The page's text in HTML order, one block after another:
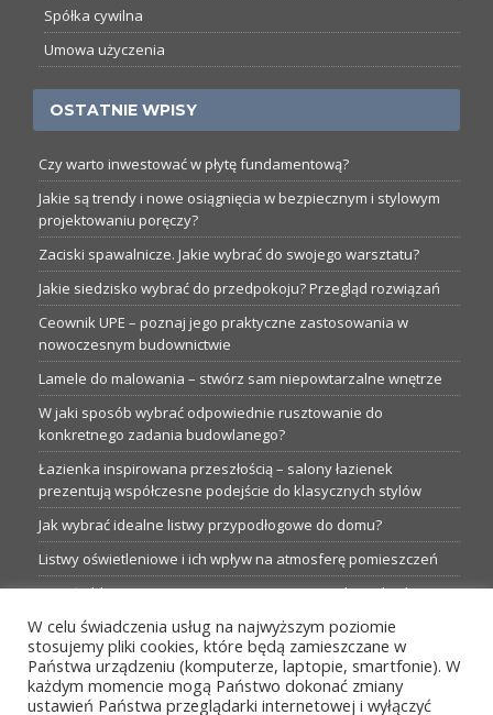
Spółka cywilna
Umowa użyczenia
OSTATNIE WPISY
Czy warto inwestować w płytę fundamentową?
Jakie są trendy i nowe osiągnięcia w bezpiecznym i stylowym
projektowaniu poręczy?
Zaciski spawalnicze. Jakie wybrać do swojego warsztatu?
Jakie siedzisko wybrać do przedpokoju? Przegląd rozwiązań
Ceownik UPE – poznaj jego praktyczne zastosowania w
nowoczesnym budownictwie
Lamele do malowania – stwórz sam niepowtarzalne wnętrze
W jaki sposób wybrać odpowiednie rusztowanie do
konkretnego zadania budowlanego?
Łazienka inspirowana przeszłością – salony łazienek
prezentują współczesne podejście do klasycznych stylów
Jak wybrać idealne listwy przypodłogowe do domu?
Listwy oświetleniowe i ich wpływ na atmosferę pomieszczeń
Garaże blaszane: Nieocenione magazyny podczas budowy
Profesjonalne hurtownie dla każdego budowlańca i instalatora
Proste metamorfozy aranżacji w łazience: 5 praktycznych
pomysłów
W celu świadczenia usług na najwyższym poziomie
stosujemy pliki cookies, które będą zamieszczane w
Państwa urządzeniu (komputerze, laptopie, smartfonie). W
każdym momencie mogą Państwo dokonać zmiany
ustawień Państwa przeglądarki internetowej i wyłączyć